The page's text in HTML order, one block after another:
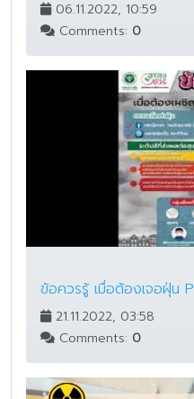
06.11.2022, 10:59
Comments: 0
ข้อควรรู้ เมื่อต้องเจอฝุ่น
21.11.2022, 03:58
Comments: 0